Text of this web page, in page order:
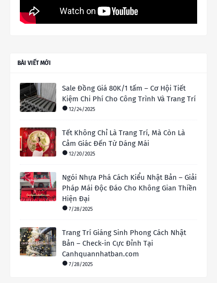
BÀI VIẾT MỚI
Sale Đồng Giá 80K/1 tấm – Cơ Hội Tiết
Kiệm Chi Phí Cho Công Trình Và Trang Trí
12/24/2025
Tết Không Chỉ Là Trang Trí, Mà Còn Là
Cảm Giác Đến Từ Dáng Mái
12/20/2025
Ngói Nhựa Phá Cách Kiểu Nhật Bản – Giải
Pháp Mái Độc Đáo Cho Không Gian Thiền
Hiện Đại
7/28/2025
Trang Trí Giáng Sinh Phong Cách Nhật
Bản – Check-in Cực Đỉnh Tại
Canhquannhatban.com
7/28/2025